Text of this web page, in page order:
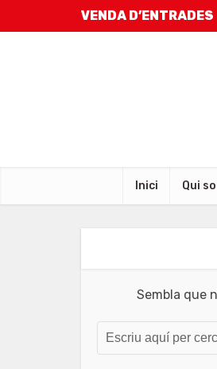
VENDA D’ENTRADES
Inici Qui
Sembla que